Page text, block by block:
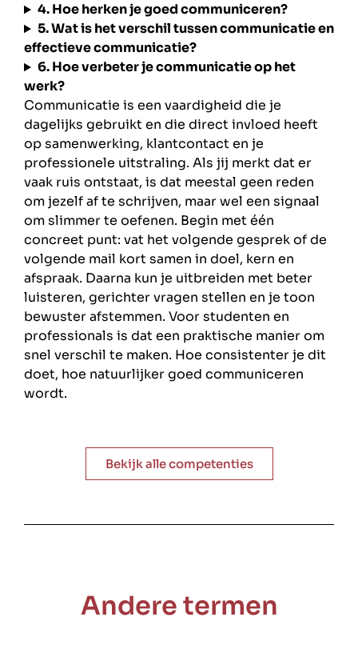
4. Hoe herken je goed communiceren?
5. Wat is het verschil tussen communicatie en
effectieve communicatie?
6. Hoe verbeter je communicatie op het
werk?
Communicatie is een vaardigheid die je
dagelijks gebruikt en die direct invloed heeft
op samenwerking, klantcontact en je
professionele uitstraling. Als jij merkt dat er
vaak ruis ontstaat, is dat meestal geen reden
om jezelf af te schrijven, maar wel een signaal
om slimmer te oefenen. Begin met één
concreet punt: vat het volgende gesprek of de
volgende mail kort samen in doel, kern en
afspraak. Daarna kun je uitbreiden met beter
luisteren, gerichter vragen stellen en je toon
bewuster afstemmen. Voor studenten en
professionals is dat een praktische manier om
snel verschil te maken. Hoe consistenter je dit
doet, hoe natuurlijker goed communiceren
wordt.
Bekijk alle competenties
Andere termen